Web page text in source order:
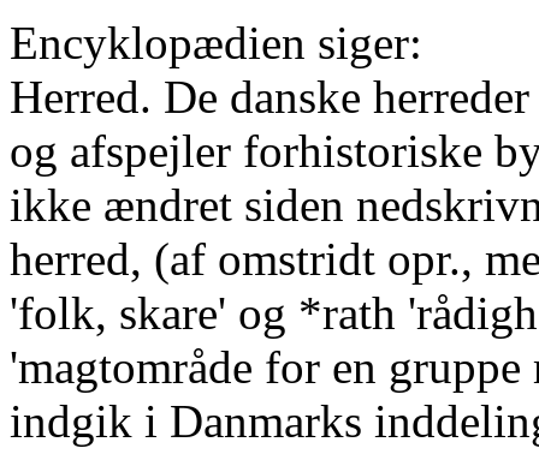
Encyklopædien siger:
Herred. De danske
og afspejler forhistoriske
ikke ændret siden
herred, (af omstridt opr.,
'folk, skare' og *rath
'magtområde for en
indgik i Danmarks